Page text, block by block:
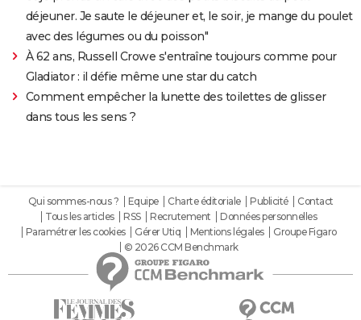
déjeuner. Je saute le déjeuner et, le soir, je mange du poulet
avec des légumes ou du poisson"
À 62 ans, Russell Crowe s'entraîne toujours comme pour
Gladiator : il défie même une star du catch
Comment empêcher la lunette des toilettes de glisser
dans tous les sens ?
Qui sommes-nous ? Equipe Charte éditoriale Publicité
Contact
Tous les articles
RSS Recrutement
Données personnelles
Paramétrer les cookies
Gérer Utiq Mentions légales
Groupe Figaro
© 2026 CCM Benchmark